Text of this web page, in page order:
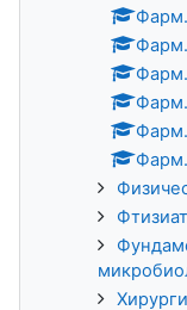
Фарм.